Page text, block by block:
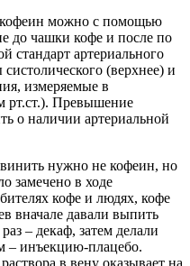
кофеин можно с помощью
до чашки кофе и после по
стандарт артериального
(верхнее) и
измеряемые в
рт.ст.). Превышение
о наличии артериальной
нужно не кофеин, но
замечено в ходе
кофе и людях, кофе
вначале давали выпить
– декаф, затем делали
– инъекцию-плацебо.